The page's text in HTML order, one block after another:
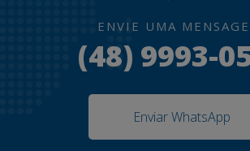
ENVIE UMA
(48) 9993-
Enviar WhatsApp